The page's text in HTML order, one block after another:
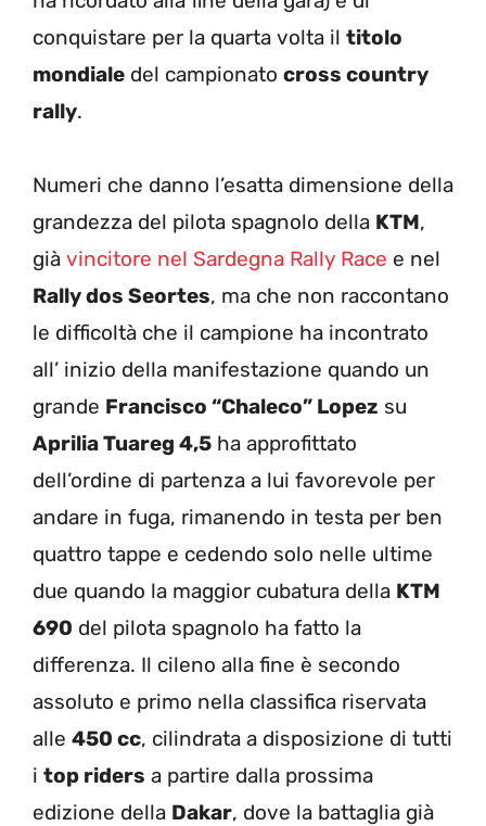
conquistare per la quarta volta il titolo
mondiale del campionato cross country
rally.
Numeri che danno l’esatta dimensione della
grandezza del pilota spagnolo della KTM,
già vincitore nel Sardegna Rally Race e nel
Rally dos Seortes, ma che non raccontano
le difficoltà che il campione ha incontrato
all’ inizio della manifestazione quando un
grande Francisco “Chaleco” Lopez su
Aprilia Tuareg 4,5 ha approfittato
dell’ordine di partenza a lui favorevole per
andare in fuga, rimanendo in testa per ben
quattro tappe e cedendo solo nelle ultime
due quando la maggior cubatura della KTM
690 del pilota spagnolo ha fatto la
differenza. Il cileno alla fine è secondo
assoluto e primo nella classifica riservata
alle 450 cc, cilindrata a disposizione di tutti
i top riders a partire dalla prossima
edizione della Dakar, dove la battaglia già